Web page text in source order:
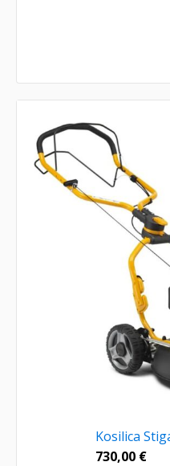
Kosilica
730,00 €